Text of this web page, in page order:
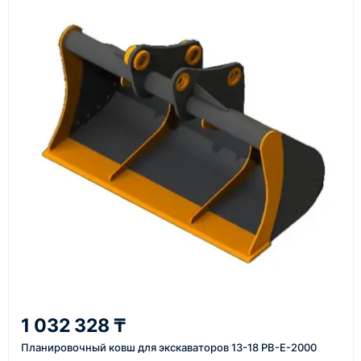
Казахстана и Китая — в зависимости от выбранного
поставщика, наличия товара и условий сделки.
Перед отгрузкой товары проходят визуальную
проверку. По запросу клиента мы можем отправить
фото- или видеоотчёт о состоянии товара на
момент отправки.
Срок поставки зависит от наличия товара у
поставщика, города доставки, габаритов груза,
выбранной транспортной компании и условий
более быстрая отправка. Точный срок
менеджер сообщает при расчёте заказа.
1 032 328 ₸
Планировочный ковш для экскаваторов 13-18 PB-E-2000